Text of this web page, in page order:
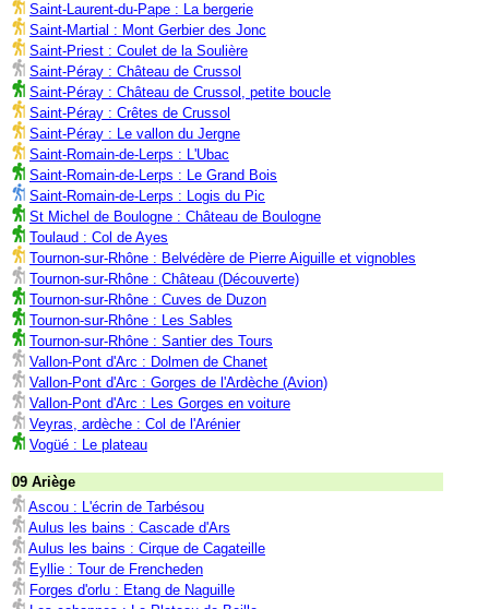
Saint-Laurent-du-Pape : La bergerie
Saint-Martial : Mont Gerbier des Jonc
Saint-Priest : Coulet de la Soulière
Saint-Péray : Château de Crussol
Saint-Péray : Château de Crussol, petite boucle
Saint-Péray : Crêtes de Crussol
Saint-Péray : Le vallon du Jergne
Saint-Romain-de-Lerps : L'Ubac
Saint-Romain-de-Lerps : Le Grand Bois
Saint-Romain-de-Lerps : Logis du Pic
St Michel de Boulogne : Château de Boulogne
Toulaud : Col de Ayes
Tournon-sur-Rhône : Belvédère de Pierre Aiguille et vignobles
Tournon-sur-Rhône : Château (Découverte)
Tournon-sur-Rhône : Cuves de Duzon
Tournon-sur-Rhône : Les Sables
Tournon-sur-Rhône : Santier des Tours
Vallon-Pont d'Arc : Dolmen de Chanet
Vallon-Pont d'Arc : Gorges de l'Ardèche (Avion)
Vallon-Pont d'Arc : Les Gorges en voiture
Veyras, ardèche : Col de l'Arénier
Vogüé : Le plateau
09 Ariège
Ascou : L'écrin de Tarbésou
Aulus les bains : Cascade d'Ars
Aulus les bains : Cirque de Cagateille
Eyllie : Tour de Frencheden
Forges d'orlu : Etang de Naguille